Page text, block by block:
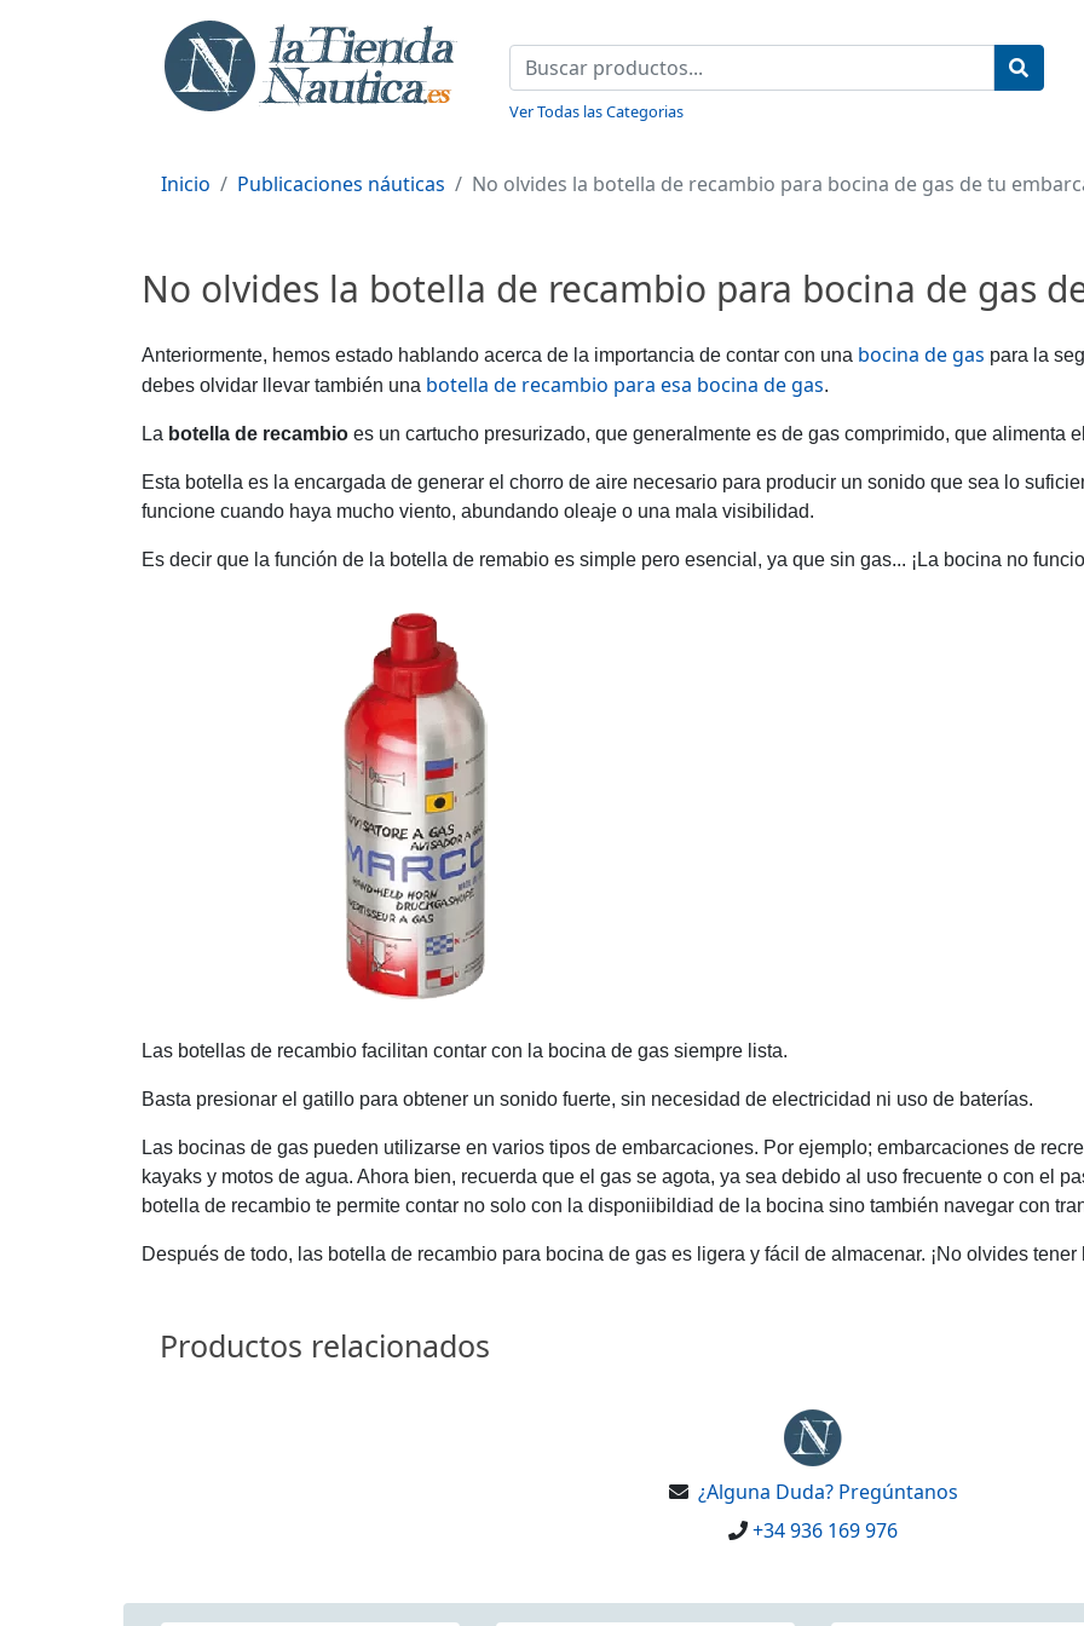
Ver Todas las Categorias
Inicio Publicaciones náuticas No olvides la botella de recambio para bocina de gas de tu
No olvides la botella de recambio para bocina de gas
Anteriormente, hemos estado hablando acerca de la importancia de contar con una bocina de gas para la
debes olvidar llevar también una botella de recambio para esa bocina de gas.
La botella de recambio es un cartucho presurizado, que generalmente es de gas comprimido, que alimenta
Esta botella es la encargada de generar el chorro de aire necesario para producir un sonido que sea lo
funcione cuando haya mucho viento, abundando oleaje o una mala visibilidad.
Es decir que la función de la botella de remabio es simple pero esencial, ya que sin gas... ¡La bocina no
Las botellas de recambio facilitan contar con la bocina de gas siempre lista.
Basta presionar el gatillo para obtener un sonido fuerte, sin necesidad de electricidad ni uso de baterías.
Las bocinas de gas pueden utilizarse en varios tipos de embarcaciones. Por ejemplo; embarcaciones de
kayaks y motos de agua. Ahora bien, recuerda que el gas se agota, ya sea debido al uso frecuente o con el
botella de recambio te permite contar no solo con la disponiibildiad de la bocina sino también navegar con
Después de todo, las botella de recambio para bocina de gas es ligera y fácil de almacenar. ¡No olvides tener
Productos relacionados
¿Alguna Duda? Pregúntanos
+34 936 169 976